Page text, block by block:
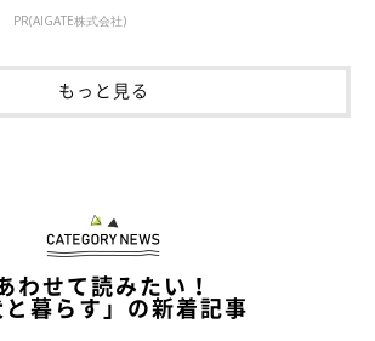
PR(AIGATE株式会社)
もっと見る
わせて読みたい！
と暮らす」の新着記事